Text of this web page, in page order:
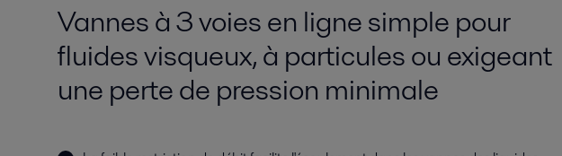
Vannes à 3 voies en ligne simple pour
fluides visqueux, à particules ou exigeant
une perte de pression minimale